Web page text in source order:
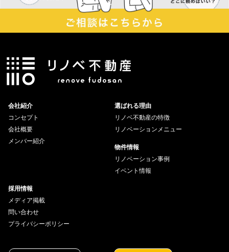
会社紹介
コンセプト
会社概要
メンバー紹介
選ばれる理由
リノベ不動産の特徴
リノベーションメニュー
物件情報
リノベーション事例
イベント情報
採用情報
メディア掲載
問い合わせ
プライバシーポリシー